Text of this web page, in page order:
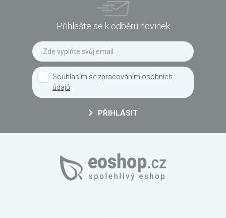
Přihlašte se k odběru novinek
Souhlasím se zpracováním osobních
údajů
PŘIHLÁSIT